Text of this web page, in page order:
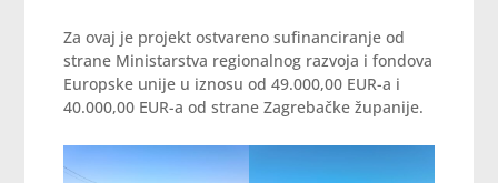
Za ovaj je projekt ostvareno sufinanciranje od
strane Ministarstva regionalnog razvoja i fondova
Europske unije u iznosu od 49.000,00 EUR-a i
40.000,00 EUR-a od strane Zagrebačke županije.